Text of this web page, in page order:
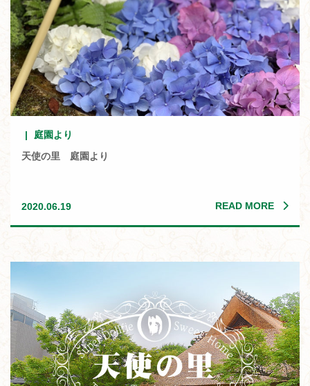
庭園より
天使の里 庭園より
2020.06.19 READ MORE